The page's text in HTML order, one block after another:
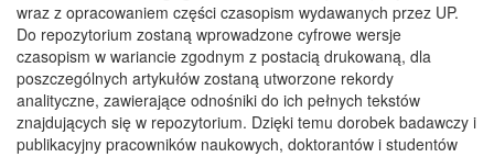
wraz z opracowaniem części czasopism wydawanych przez UP.
Do repozytorium zostaną wprowadzone cyfrowe wersje
czasopism w wariancie zgodnym z postacią drukowaną, dla
poszczególnych artykułów zostaną utworzone rekordy
analityczne, zawierające odnośniki do ich pełnych tekstów
znajdujących się w repozytorium. Dzięki temu dorobek badawczy i
publikacyjny pracowników naukowych, doktorantów i studentów